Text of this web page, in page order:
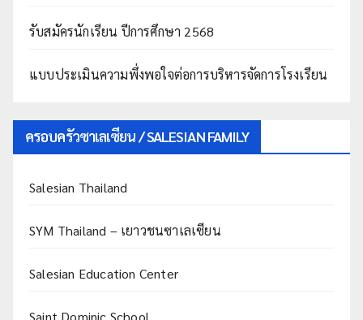
รับสมัครนักเรียน ปีการศึกษา 2568
แบบประเมินความพึ่งพอใจต่อการบริหารจัดการโรงเรียน
ครอบครัวซาเลเซียน / SALESIAN FAMILY
Salesian Thailand
SYM Thailand – เยาวชนซาเลเซียน
Salesian Education Center
Saint Dominic School